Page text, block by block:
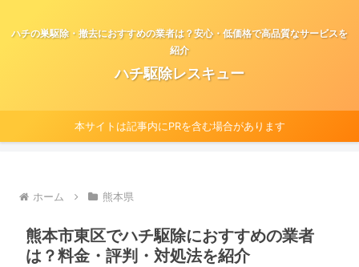
ハチの巣駆除・撤去におすすめの業者は？安心・低価格で高品質なサービスを
紹介
ハチ駆除レスキュー
本サイトは記事内にPRを含む場合があります
ホーム 熊本県
熊本市東区でハチ駆除におすすめの業者
は？料金・評判・対処法を紹介